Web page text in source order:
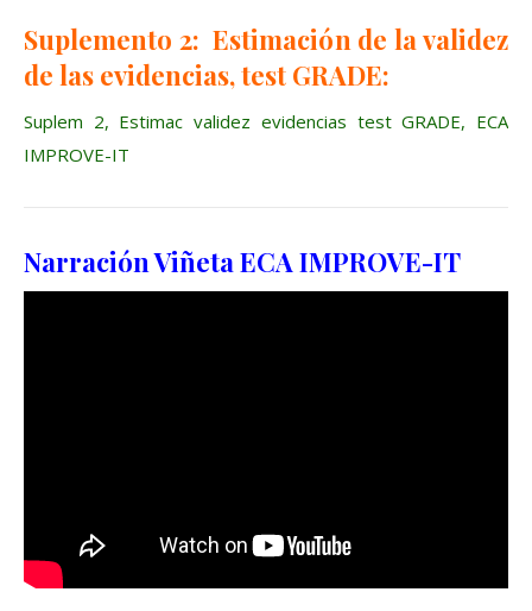
Suplemento 2: Estimación de la validez
de las evidencias, test GRADE:
Suplem 2, Estimac validez evidencias test GRADE, ECA
IMPROVE-IT
Narración Viñeta ECA IMPROVE-IT